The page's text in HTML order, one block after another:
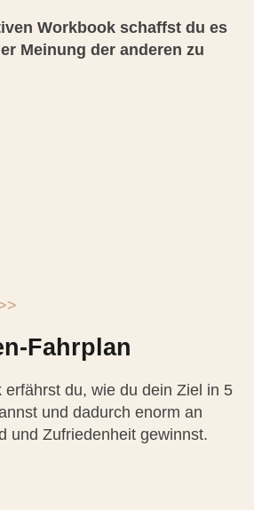
Workbook schaffst du es
Meinung der anderen zu
Fahrplan
erfährst du, wie du dein Ziel in 5
und dadurch enorm an
und Zufriedenheit gewinnst.